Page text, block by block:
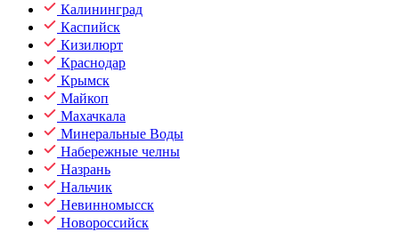
Калининград
Каспийск
Кизилюрт
Краснодар
Крымск
Майкоп
Махачкала
Минеральные Воды
Набережные челны
Назрань
Нальчик
Невинномысск
Новороссийск